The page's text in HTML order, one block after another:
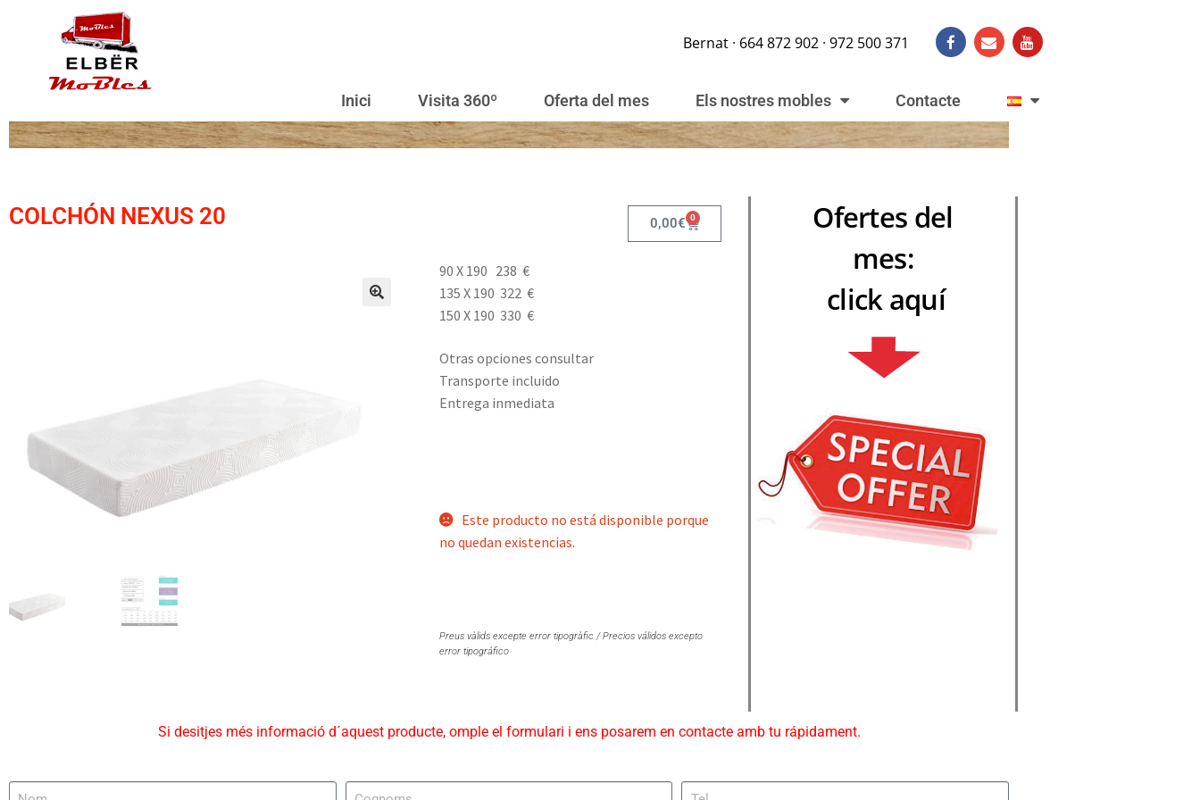
Bernat · 664 872 902 · 972 500 371
Inici Visita 360º Oferta del mes Els nostres mobles Contacte
COLCHÓN NEXUS 20 0,00€ 0
90 X 190 238 €
135 X 190 322 €
150 X 190 330 €
Otras opciones consultar
Transporte incluido
Entrega inmediata
Este producto no está disponible porque
no quedan existencias.
Preus vàlids excepte error tipogràfic / Precios válidos excepto
error tipográfico
Ofertes del
mes:
click aquí
Si desitjes més informació d´aquest producte, omple el formulari i ens posarem en contacte amb tu rápidament.